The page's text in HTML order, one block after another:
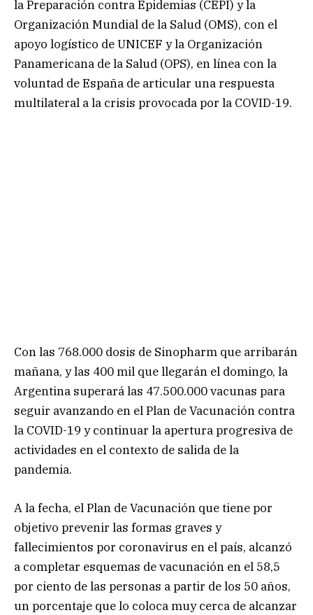
la Preparación contra Epidemias (CEPI) y la
Organización Mundial de la Salud (OMS), con el
apoyo logístico de UNICEF y la Organización
Panamericana de la Salud (OPS), en línea con la
voluntad de España de articular una respuesta
multilateral a la crisis provocada por la COVID-19.
Con las 768.000 dosis de Sinopharm que arribarán
mañana, y las 400 mil que llegarán el domingo, la
Argentina superará las 47.500.000 vacunas para
seguir avanzando en el Plan de Vacunación contra
la COVID-19 y continuar la apertura progresiva de
actividades en el contexto de salida de la
pandemia.
A la fecha, el Plan de Vacunación que tiene por
objetivo prevenir las formas graves y
fallecimientos por coronavirus en el país, alcanzó
a completar esquemas de vacunación en el 58,5
por ciento de las personas a partir de los 50 años,
un porcentaje que lo coloca muy cerca de alcanzar